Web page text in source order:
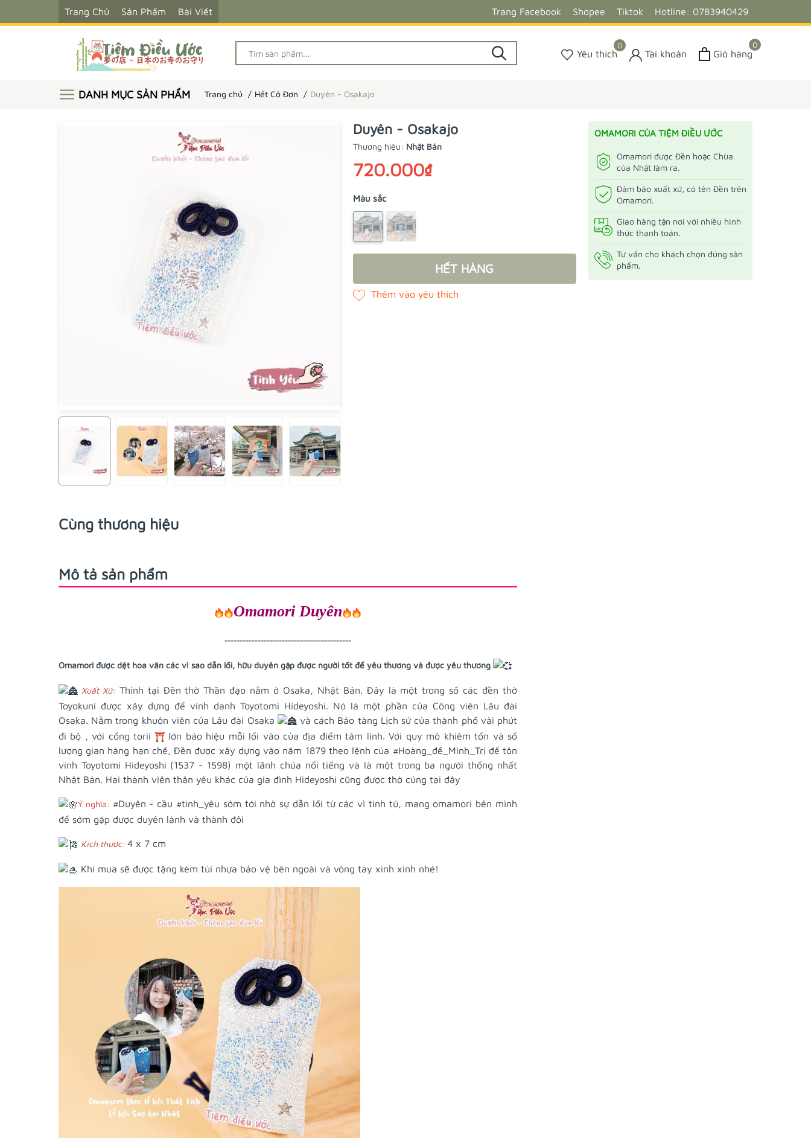
Trang Chủ Sản Phẩm Bài Viết Trang Facebook Shopee Tiktok Hotline: 0783940429
0
Yêu thích Tài khoản
0
Giỏ hàng
DANH MỤC SẢN PHẨM Trang chủ Hết Cô Đơn Duyên - Osakajo
Duyên - Osakajo
Thương hiệu: Nhật Bản
720.000₫
Màu sắc
HẾT HÀNG
OMAMORI CỦA TIỆM ĐIỀU ƯỚC
Omamori được Đền hoặc Chùa
của Nhật làm ra.
Đảm bảo xuất xứ, có tên Đền trên
Omamori.
Giao hàng tận nơi với nhiều hình
thức thanh toán.
Tư vấn cho khách chọn đúng sản
phẩm.
Cùng thương hiệu
Mô tả sản phẩm
Omamori Duyên
------------------------------------------
Omamori được dệt hoa văn các vì sao dẫn lối, hữu duyên gặp được người tốt để yêu thương và được yêu thương
Xuất Xứ:Thỉnh tại Đền thờ Thần đạo nằm ở Osaka, Nhật Bản. Đây là một trong số các đền thờ
Toyokuni được xây dựng để vinh danh Toyotomi Hideyoshi. Nó là một phần của Công viên Lâu đài
Osaka. Nằm trong khuôn viên của Lâu đài Osaka
và cách Bảo tàng Lịch sử của thành phố vài phút
đi bộ , với cổng torii
lớn báo hiệu mỗi lối vào của địa điểm tâm linh. Với quy mô khiêm tốn và số
lượng gian hàng hạn chế, Đền được xây dựng vào năm 1879 theo lệnh của #Hoàng_đế_Minh_Trị để tôn
vinh Toyotomi Hideyoshi (1537 - 1598) một lãnh chúa nổi tiếng và là một trong ba người thống nhất
Nhật Bản. Hai thành viên thân yêu khác của gia đình Hideyoshi cũng được thờ cúng tại đây
Ý nghĩa: #Duyên - cầu #tình_yêu sớm tới nhờ sự dẫn lối từ các vì tinh tú, mang omamori bên mình
để sớm gặp được duyên lành và thành đôi
Kích thước: 4 x 7 cm
Khi mua sẽ được tặng kèm túi nhựa bảo vệ bên ngoài và vòng tay xinh xinh nhé!